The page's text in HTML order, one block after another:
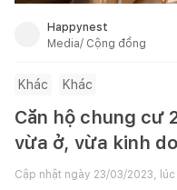
Happynest
Media/ Cộng đồng
Khác Khác
Căn hộ chung cư
vừa ở, vừa kinh
Cập nhật ngày 23/03/2023, lúc